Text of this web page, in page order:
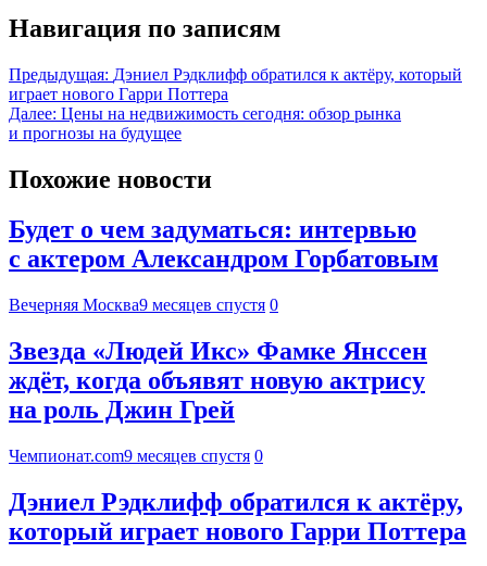
Навигация по записям
Предыдущая: Дэниел Рэдклифф обратился к актёру, который
играет нового Гарри Поттера
Далее: Цены на недвижимость сегодня: обзор рынка
и прогнозы на будущее
Похожие новости
Будет о чем задуматься: интервью
с актером Александром Горбатовым
Вечерняя Москва9 месяцев спустя 0
Звезда «Людей Икс» Фамке Янссен
ждёт, когда объявят новую актрису
на роль Джин Грей
Чемпионат.com9 месяцев спустя 0
Дэниел Рэдклифф обратился к актёру,
который играет нового Гарри Поттера